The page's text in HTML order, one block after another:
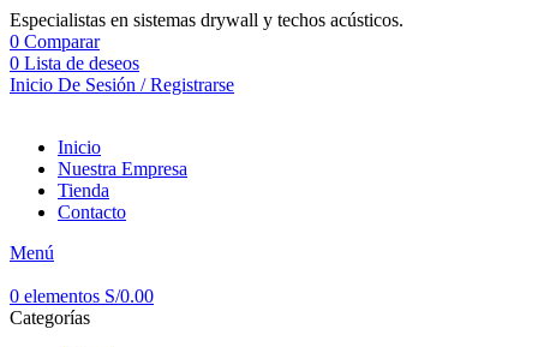
Especialistas en sistemas drywall y techos acústicos.
0 Comparar
0 Lista de deseos
Inicio De Sesión / Registrarse
Inicio
Nuestra Empresa
Tienda
Contacto
Menú
0 elementos S/0.00
Categorías